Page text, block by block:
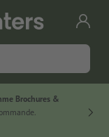
Brochures &